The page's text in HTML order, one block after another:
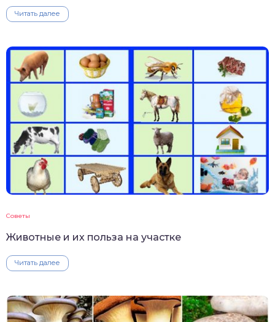
Читать далее
Советы
Животные и их польза на участке
Читать далее